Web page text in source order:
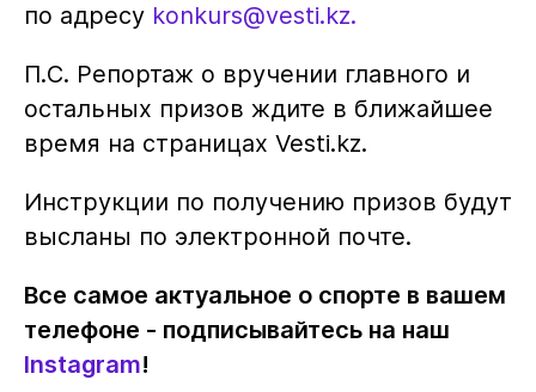
по адресу konkurs@vesti.kz.
П.С. Репортаж о вручении главного и
остальных призов ждите в ближайшее
время на страницах Vesti.kz.
Инструкции по получению призов будут
высланы по электронной почте.
Все самое актуальное о спорте в вашем
телефоне - подписывайтесь на наш
Instagram!